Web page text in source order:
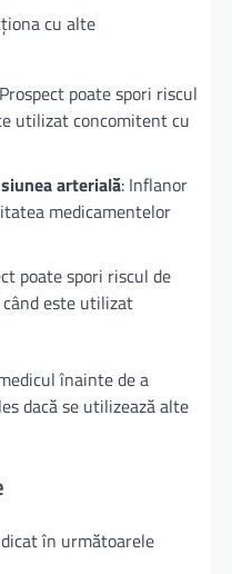
cu alte
poate spori riscul
utilizat concomitent cu
arterială: Inflanor
medicamentelor
poate spori riscul de
este utilizat
înainte de a
dacă se utilizează alte
în următoarele